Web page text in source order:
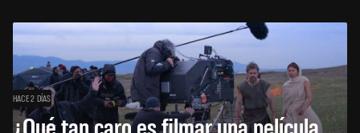
HACE 2 DÍAS
¿Qué tan caro es filmar una película